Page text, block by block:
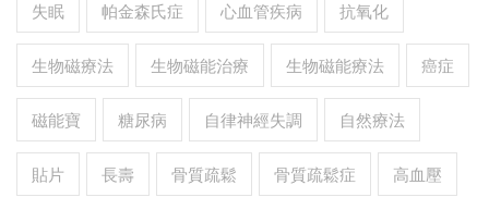
失眠 帕金森氏症 心血管疾病 抗氧化
生物磁療法 生物磁能治療 生物磁能療法 癌症
磁能寶 糖尿病 自律神經失調 自然療法
貼片 長壽 骨質疏鬆 骨質疏鬆症 高血壓